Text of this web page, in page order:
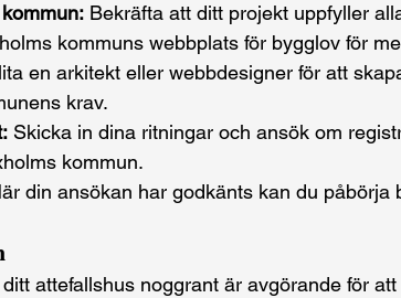
Bekräfta att ditt projekt uppfyller
kommuns webbplats för bygglov för
en arkitekt eller webbdesigner för att
krav.
Skicka in dina ritningar och ansök om
kommun.
din ansökan har godkänts kan du påbörja
attefallshus noggrant är avgörande för